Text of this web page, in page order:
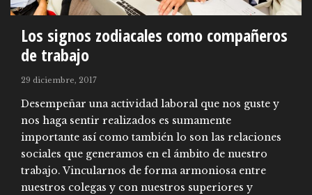
Los signos zodiacales como compañeros
de trabajo
29 diciembre, 2017
Desempeñar una actividad laboral que nos guste y
nos haga sentir realizados es sumamente
importante así como también lo son las relaciones
sociales que generamos en el ámbito de nuestro
trabajo. Vincularnos de forma armoniosa entre
nuestros colegas y con nuestros superiores y